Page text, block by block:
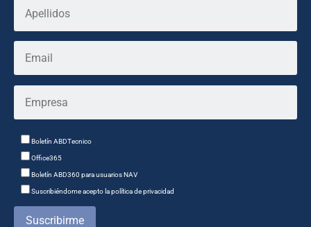
Boletín ABDTecnico
Office365
Boletín ABD360 para usuarios NAV
Suscribiéndome acepto la política de privacidad
Suscribirme